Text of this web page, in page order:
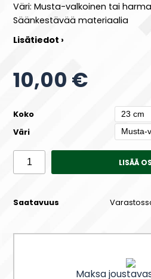
Väri: Musta-valkoinen tai
Säänkestävää materiaalia
Lisätiedot ›
10,00 €
Koko
Väri
LISÄÄ
Saatavuus
Maksa